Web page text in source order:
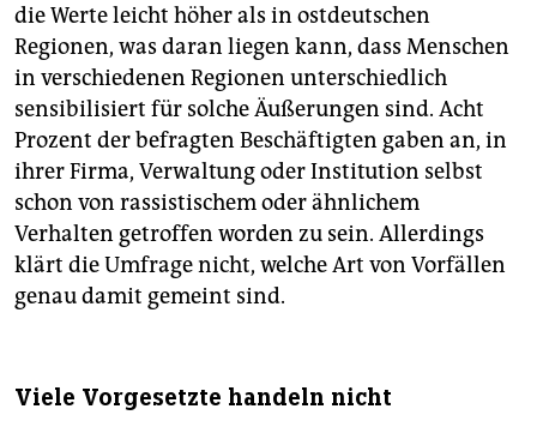
die Werte leicht höher als in ostdeutschen
Regionen, was daran liegen kann, dass Menschen
in verschiedenen Regionen unterschiedlich
sensibilisiert für solche Äußerungen sind. Acht
Prozent der befragten Beschäftigten gaben an, in
ihrer Firma, Verwaltung oder Institution selbst
schon von rassistischem oder ähnlichem
Verhalten getroffen worden zu sein. Allerdings
klärt die Umfrage nicht, welche Art von Vorfällen
genau damit gemeint sind.
Viele Vorgesetzte handeln nicht